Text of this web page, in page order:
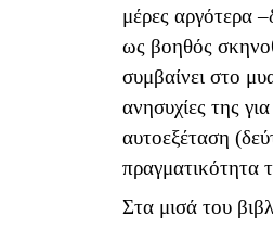
μέρες αργότερα
ως βοηθός
συμβαίνει στο
ανησυχίες της
αυτοεξέταση
πραγματικότητα
Στα μισά του